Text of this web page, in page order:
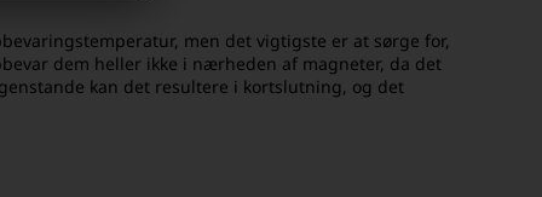
men det vigtigste er at sørge for,
dem heller ikke i nærheden af magneter, da det
kan det resultere i kortslutning, og det